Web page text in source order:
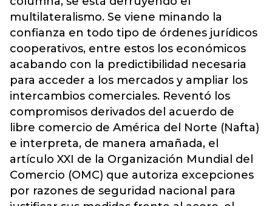
multilateralismo. Se viene minando la
confianza en todo tipo de órdenes jurídicos
cooperativos, entre estos los económicos
acabando con la predictibilidad necesaria
para acceder a los mercados y ampliar los
intercambios comerciales. Reventó los
compromisos derivados del acuerdo de
libre comercio de América del Norte (Nafta)
e interpreta, de manera amañada, el
artículo XXI de la Organización Mundial del
Comercio (OMC) que autoriza excepciones
por razones de seguridad nacional para